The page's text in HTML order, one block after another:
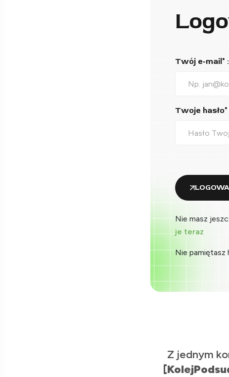
Twój e-mail* :
Twoje hasło*
Nie masz
je teraz
Nie pamiętasz
Z jednym